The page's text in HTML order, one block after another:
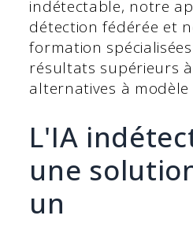
indétectable, notre
détection fédérée et
formation
résultats supérieurs
alternatives à modèle
L'IA
une
un